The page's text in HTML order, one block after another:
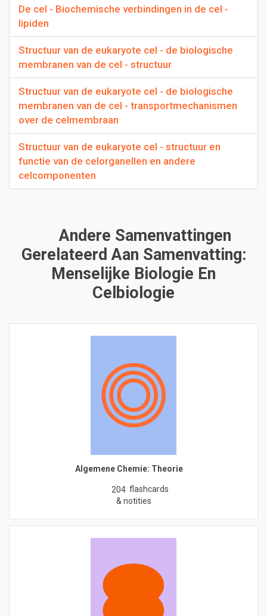
De cel - Biochemische verbindingen in de cel -
lipiden
Structuur van de eukaryote cel - de biologische
membranen van de cel - structuur
Structuur van de eukaryote cel - de biologische
membranen van de cel - transportmechanismen
over de celmembraan
Structuur van de eukaryote cel - structuur en
functie van de celorganellen en andere
celcomponenten
Andere Samenvattingen
Gerelateerd Aan Samenvatting:
Menselijke Biologie En
Celbiologie
Algemene Chemie: Theorie
204 flashcards
& notities